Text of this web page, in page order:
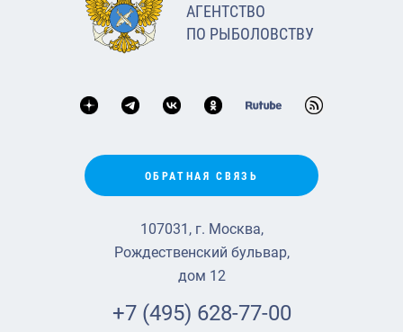
АГЕНТСТВО
ПО РЫБОЛОВСТВУ
ОБРАТНАЯ СВЯЗЬ
107031, г. Москва,
Рождественский бульвар,
дом 12
+7 (495) 628-77-00